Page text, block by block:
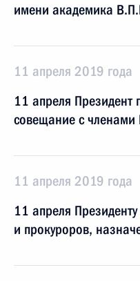
имени академика
11 апреля 2019 года
11 апреля Президент
совещание с членами
11 апреля 2019 года
11 апреля
и прокуроров,